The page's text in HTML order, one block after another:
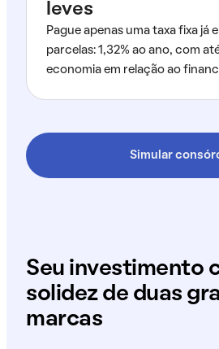
leves
Pague apenas uma taxa fixa já
parcelas: 1,32% ao ano, com
economia em relação ao
Simular
Seu investimento
solidez de duas
marcas